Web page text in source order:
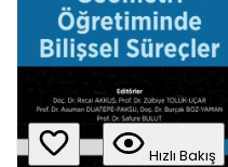
Hızlı Bakış